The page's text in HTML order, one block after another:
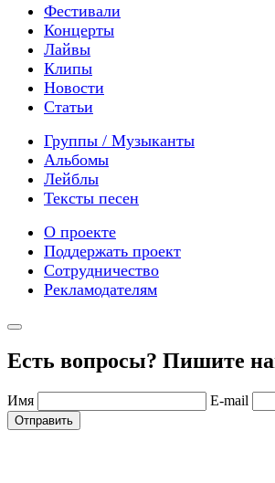
Фестивали
Концерты
Лайвы
Клипы
Новости
Статьи
Группы / Музыканты
Альбомы
Лейблы
Тексты песен
О проекте
Поддержать проект
Сотрудничество
Рекламодателям
Есть вопросы? Пишите
Имя E-mail